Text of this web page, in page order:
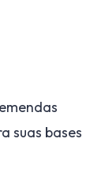
suas bases